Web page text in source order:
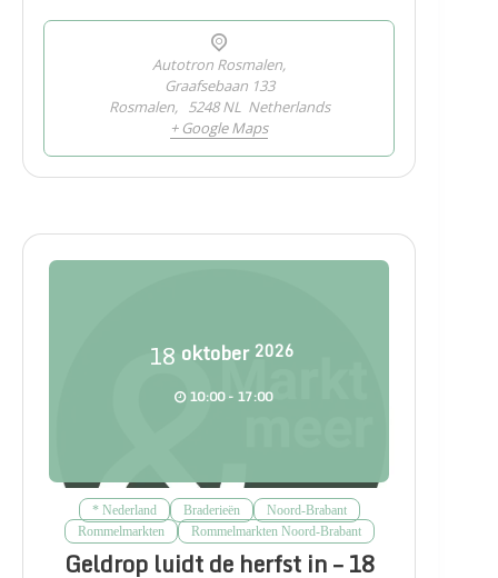
Autotron Rosmalen,
Graafsebaan 133
Rosmalen, 5248 NL Netherlands
+ Google Maps
18 oktober 2026
10:00 - 17:00
* Nederland Braderieën
Noord-Brabant
Rommelmarkten
Rommelmarkten Noord-Brabant
Geldrop luidt de herfst in – 18